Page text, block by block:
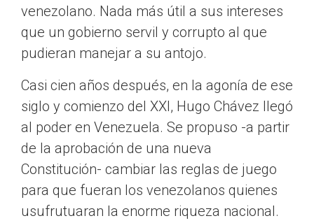
venezolano. Nada más útil a sus intereses
que un gobierno servil y corrupto al que
pudieran manejar a su antojo.
Casi cien años después, en la agonía de ese
siglo y comienzo del XXI, Hugo Chávez llegó
al poder en Venezuela. Se propuso -a partir
de la aprobación de una nueva
Constitución- cambiar las reglas de juego
para que fueran los venezolanos quienes
usufrutuaran la enorme riqueza nacional.